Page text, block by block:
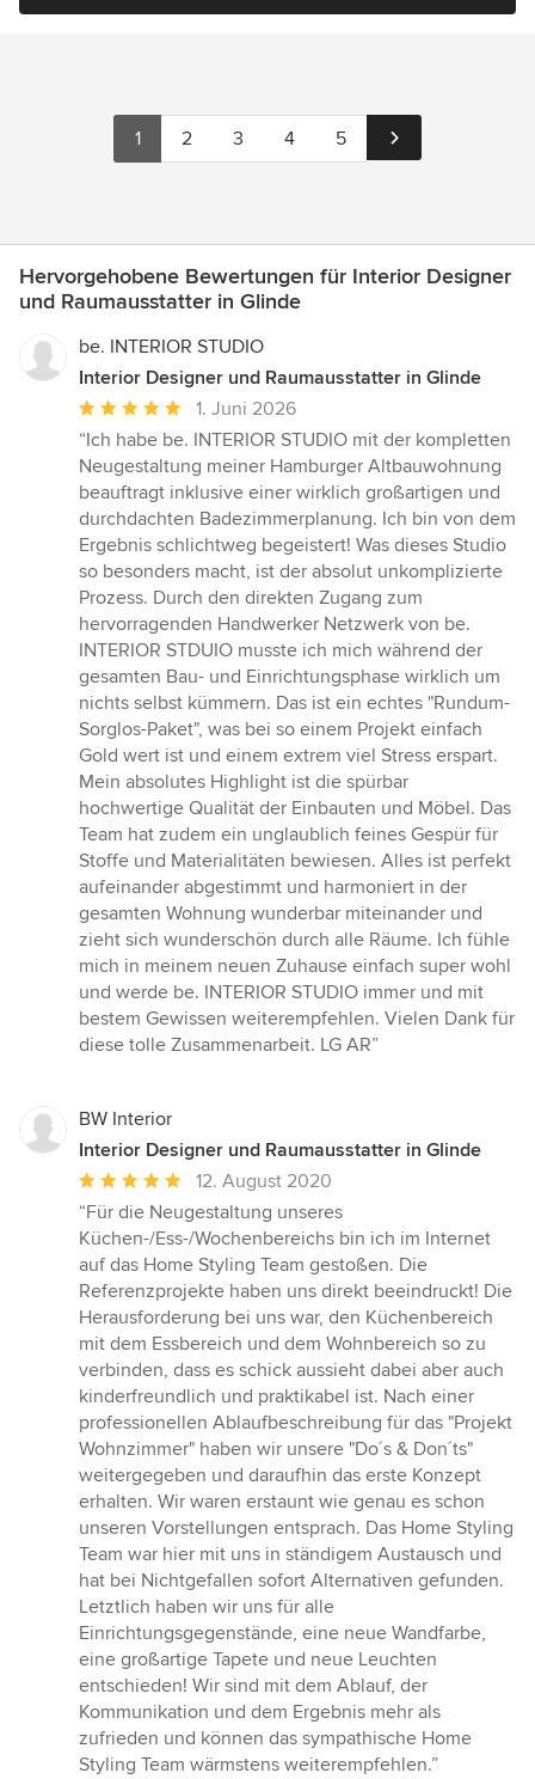
1 2 3 4 5
Hervorgehobene Bewertungen für Interior Designer
und Raumausstatter in Glinde
be. INTERIOR STUDIO
Interior Designer und Raumausstatter in Glinde
Durchschnittliche
Bewertung:
5
von
5
Sternen
1. Juni 2026
“Ich habe be. INTERIOR STUDIO mit der kompletten
Neugestaltung meiner Hamburger Altbauwohnung
beauftragt inklusive einer wirklich großartigen und
durchdachten Badezimmerplanung. Ich bin von dem
Ergebnis schlichtweg begeistert! Was dieses Studio
so besonders macht, ist der absolut unkomplizierte
Prozess. Durch den direkten Zugang zum
hervorragenden Handwerker Netzwerk von be.
INTERIOR STDUIO musste ich mich während der
gesamten Bau- und Einrichtungsphase wirklich um
nichts selbst kümmern. Das ist ein echtes "Rundum-
Sorglos-Paket", was bei so einem Projekt einfach
Gold wert ist und einem extrem viel Stress erspart.
Mein absolutes Highlight ist die spürbar
hochwertige Qualität der Einbauten und Möbel. Das
Team hat zudem ein unglaublich feines Gespür für
Stoffe und Materialitäten bewiesen. Alles ist perfekt
aufeinander abgestimmt und harmoniert in der
gesamten Wohnung wunderbar miteinander und
zieht sich wunderschön durch alle Räume. Ich fühle
mich in meinem neuen Zuhause einfach super wohl
und werde be. INTERIOR STUDIO immer und mit
bestem Gewissen weiterempfehlen. Vielen Dank für
diese tolle Zusammenarbeit. LG AR”
BW Interior
Interior Designer und Raumausstatter in Glinde
Durchschnittliche
Bewertung:
5
von
5
Sternen
12. August 2020
“Für die Neugestaltung unseres
Küchen-/Ess-/Wochenbereichs bin ich im Internet
auf das Home Styling Team gestoßen. Die
Referenzprojekte haben uns direkt beeindruckt! Die
Herausforderung bei uns war, den Küchenbereich
mit dem Essbereich und dem Wohnbereich so zu
verbinden, dass es schick aussieht dabei aber auch
kinderfreundlich und praktikabel ist. Nach einer
professionellen Ablaufbeschreibung für das "Projekt
Wohnzimmer" haben wir unsere "Do´s & Don´ts"
weitergegeben und daraufhin das erste Konzept
erhalten. Wir waren erstaunt wie genau es schon
unseren Vorstellungen entsprach. Das Home Styling
Team war hier mit uns in ständigem Austausch und
hat bei Nichtgefallen sofort Alternativen gefunden.
Letztlich haben wir uns für alle
Einrichtungsgegenstände, eine neue Wandfarbe,
eine großartige Tapete und neue Leuchten
entschieden! Wir sind mit dem Ablauf, der
Kommunikation und dem Ergebnis mehr als
zufrieden und können das sympathische Home
Styling Team wärmstens weiterempfehlen.”